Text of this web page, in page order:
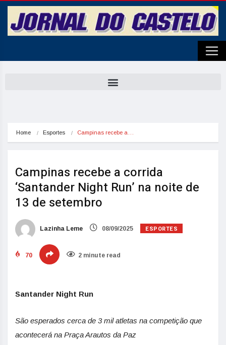
Home Esportes Campinas recebe a…
Campinas recebe a corrida
‘Santander Night Run’ na noite de
13 de setembro
Lazinha Leme 08/09/2025 ESPORTES
70 2 minute read
Santander Night Run
São esperados cerca de 3 mil atletas na competição que
acontecerá na Praça Arautos da Paz